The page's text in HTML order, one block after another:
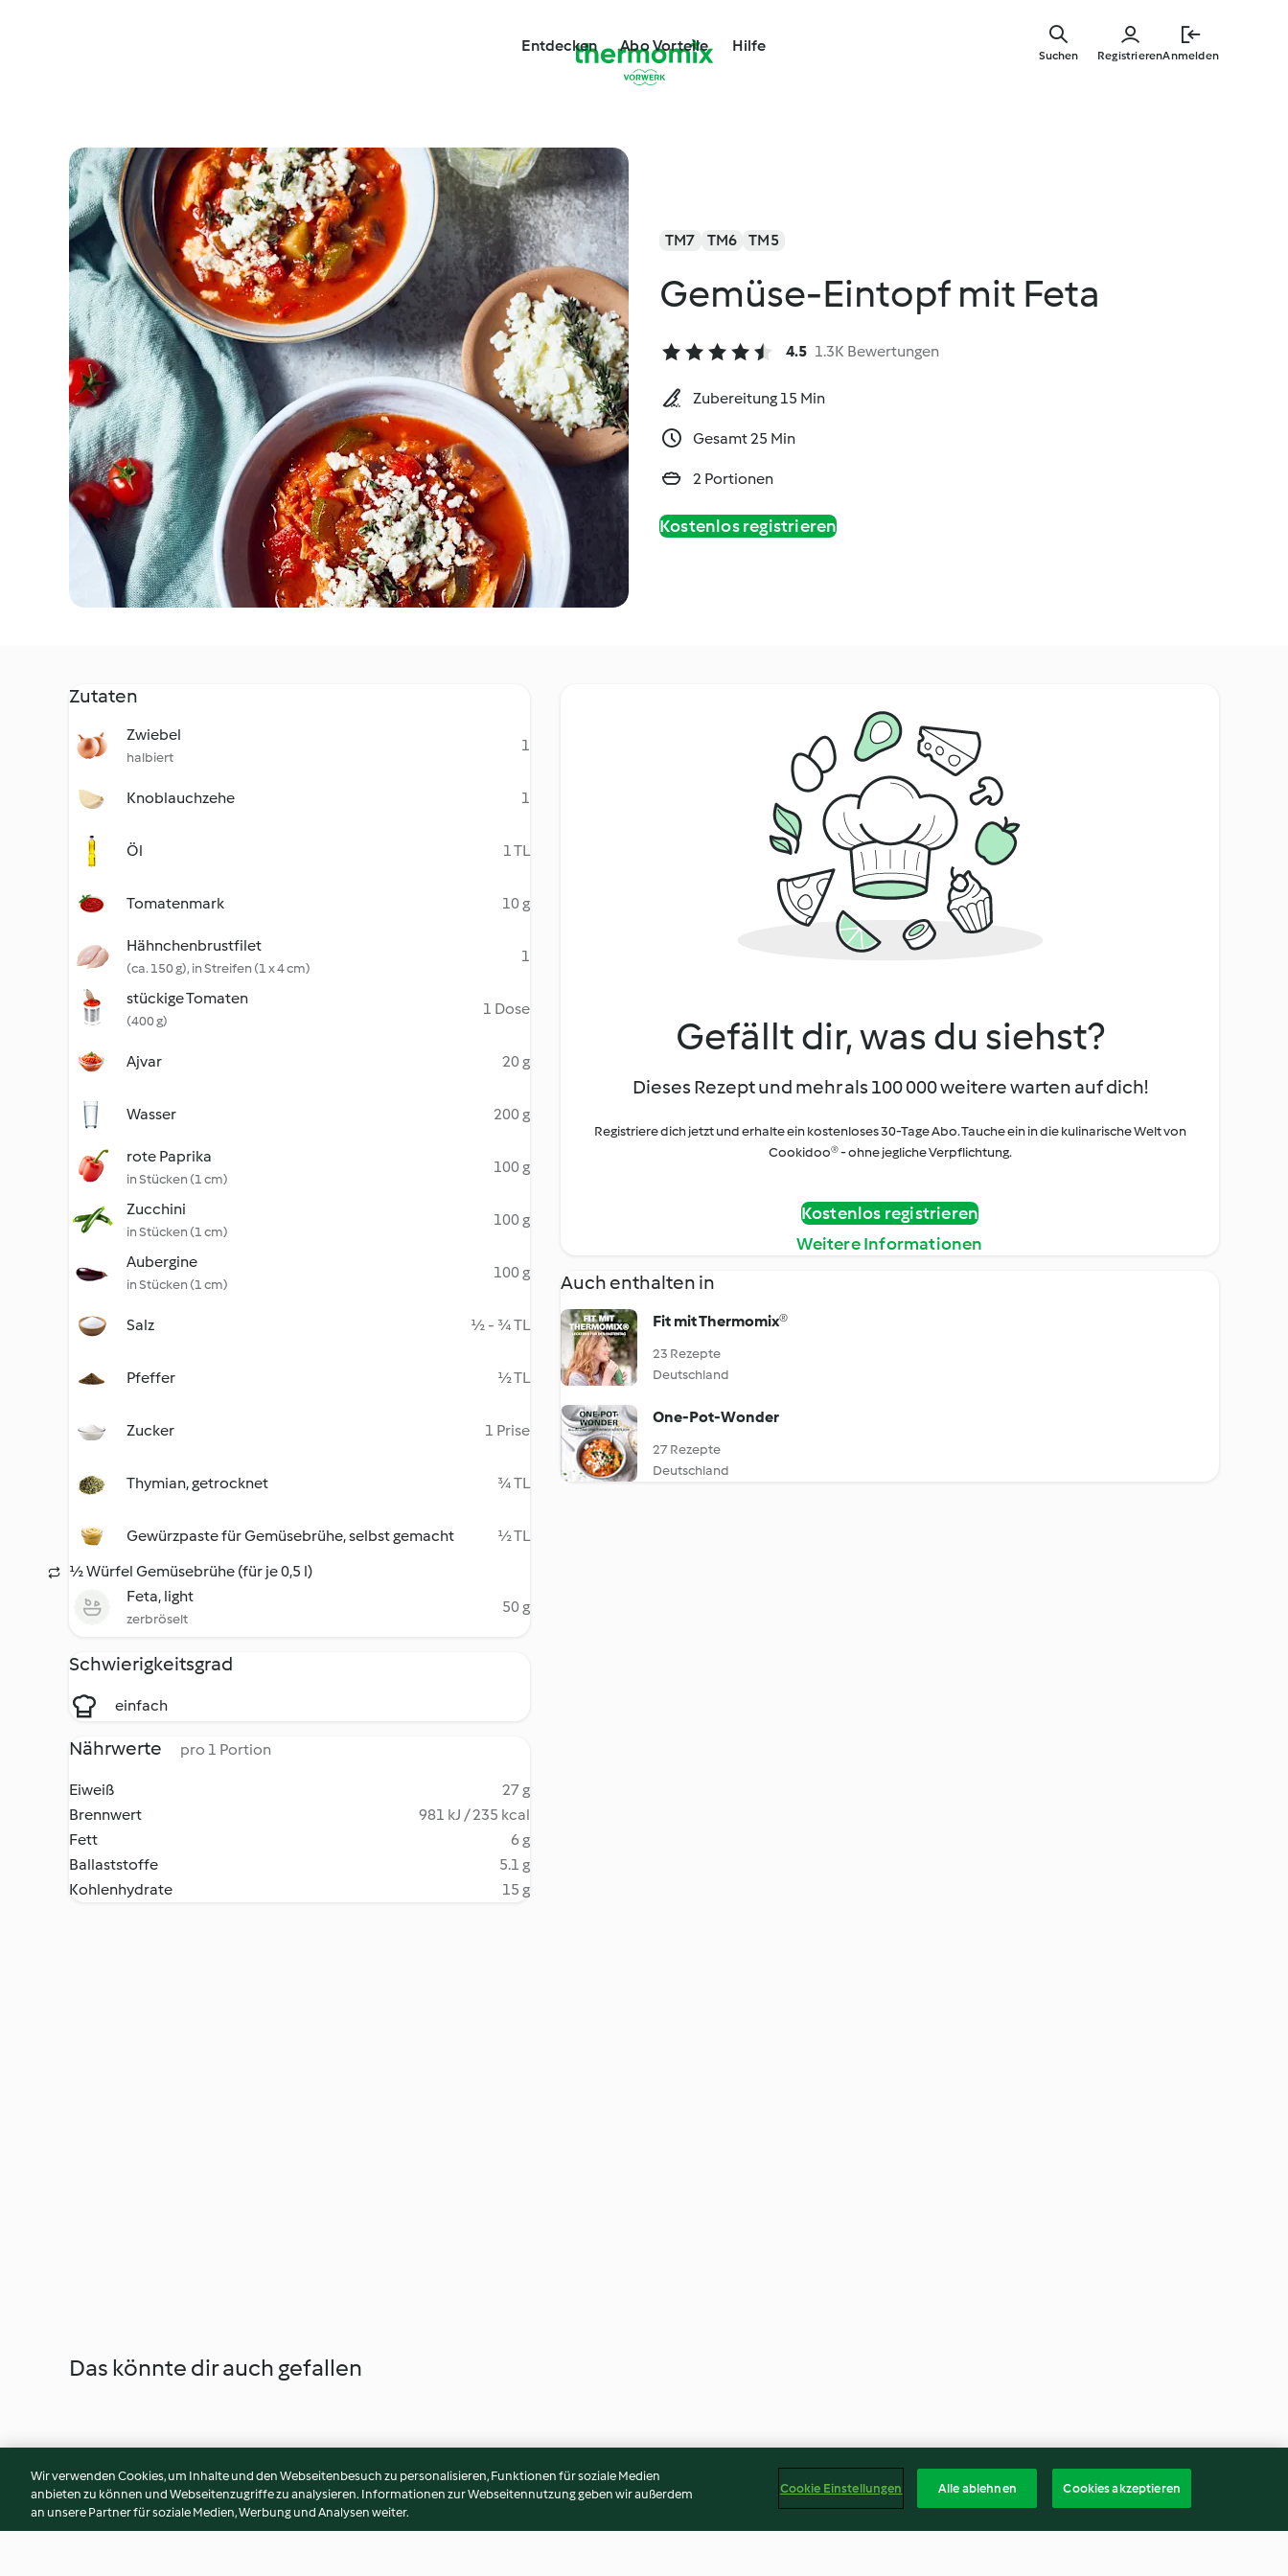
Entdecken Abo Vorteile Hilfe
RegistrierenAnmelden
Suchen
TM7 TM6 TM5
Gemüse-Eintopf mit Feta
4.5 1.3K Bewertungen
Zubereitung 15 Min
Gesamt 25 Min
2 Portionen
Kostenlos registrieren
Zutaten
Zwiebel
halbiert
1
Knoblauchzehe 1
Öl 1 TL
Tomatenmark 10 g
Hähnchenbrustfilet
(ca. 150 g), in Streifen (1 x 4 cm)
1
stückige Tomaten
(400 g)
1 Dose
Ajvar 20 g
Wasser 200 g
rote Paprika
in Stücken (1 cm)
100 g
Zucchini
in Stücken (1 cm)
100 g
Aubergine
in Stücken (1 cm)
100 g
Salz ½ - ¾ TL
Pfeffer ½ TL
Zucker 1 Prise
Thymian, getrocknet ¾ TL
Gewürzpaste für Gemüsebrühe, selbst gemacht
½ TL
½ Würfel Gemüsebrühe (für je 0,5 l)
Feta, light
zerbröselt
50 g
Schwierigkeitsgrad
einfach
Nährwerte pro 1 Portion
Eiweiß
27 g
Brennwert
981 kJ / 235 kcal
Fett
6 g
Ballaststoffe
5.1 g
Kohlenhydrate
15 g
Gefällt dir, was du siehst?
Dieses Rezept und mehr als 100 000 weitere warten auf dich!
Registriere dich jetzt und erhalte ein kostenloses 30-Tage Abo. Tauche ein in die kulinarische Welt von
Cookidoo® - ohne jegliche Verpflichtung.
Kostenlos registrieren
Weitere Informationen
Auch enthalten in
Fit mit Thermomix®
23 Rezepte
Deutschland
One-Pot-Wonder
27 Rezepte
Deutschland
Das könnte dir auch gefallen
Wir verwenden Cookies, um Inhalte und den Webseitenbesuch zu personalisieren, Funktionen für soziale Medien
anbieten zu können und Webseitenzugriffe zu analysieren. Informationen zur Webseitennutzung geben wir außerdem
an unsere Partner für soziale Medien, Werbung und Analysen weiter.
Cookie Einstellungen Alle ablehnen Cookies akzeptieren